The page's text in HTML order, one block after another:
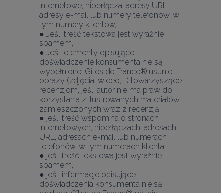
internetowe, hiperłącza, adresy URL,
adresy e-mail lub numery telefonów, w
tym numery klientów,
● Jeśli treść tekstowa jest wyraźnie
spamem,
● Jeśli elementy opisujące
doświadczenie konsumenta nie są
wypełnione. Gîtes de France® usunie
obrazy (zdjęcia, wideo, …) towarzyszące
recenzjom, jeśli autor nie ma praw do
korzystania z ilustrowanych materiałów
zamieszczonych wraz z recenzją.
● jeśli treść wspomina o stronach
internetowych, hiperłączach, adresach
URL, adresach e-mail lub numerach
telefonów, w tym numerach klienta,
● jeśli treść tekstowa jest wyraźnie
spamem,
● jeśli informacje opisujące
doświadczenia konsumenta nie są